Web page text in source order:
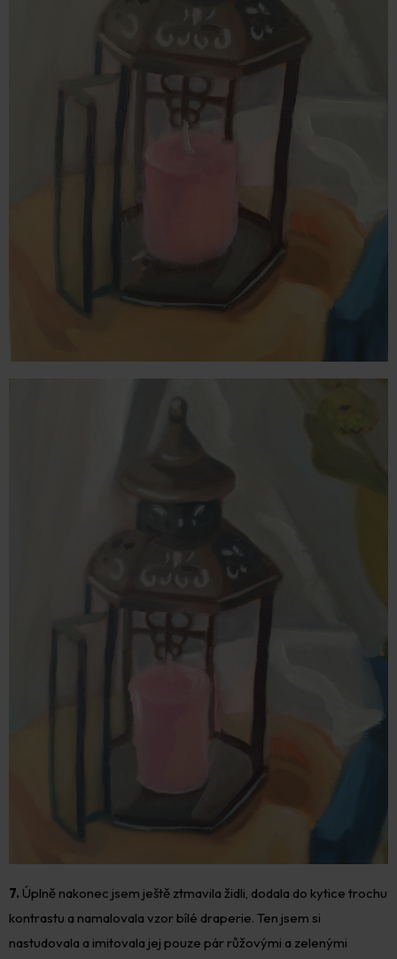
7. Úplně nakonec jsem ještě ztmavila židli, dodala do kytice trochu
kontrastu a namalovala vzor bílé draperie. Ten jsem si
nastudovala a imitovala jej pouze pár růžovými a zelenými